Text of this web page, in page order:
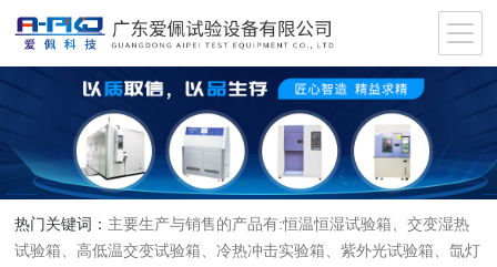
热门关键词： 主要生产与销售的产品有:恒温恒湿试验箱、交变湿热
试验箱、高低温交变试验箱、冷热冲击实验箱、紫外光试验箱、氙灯